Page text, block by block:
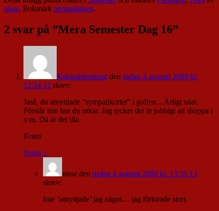
nisse. Bokmärk permalänken.
2 svar på ”Mera Semester Dag 16”
Kaktusblomman den tisdag 4 augusti 2009 kl.
12:34 12 skrev:
Jaså, du utnyttjade ”sympatikortet” i golfen…Ärligt talat.
Förstår inte hur du orkar. Jag tycker det är jobbigt att shoppa t
o m. Då är det illa.
Kram
Svara ↓
nisse den tisdag 4 augusti 2009 kl. 13:35 13
skrev:
Inte ’utnyttjade’ jag något… jag förlorade stort.